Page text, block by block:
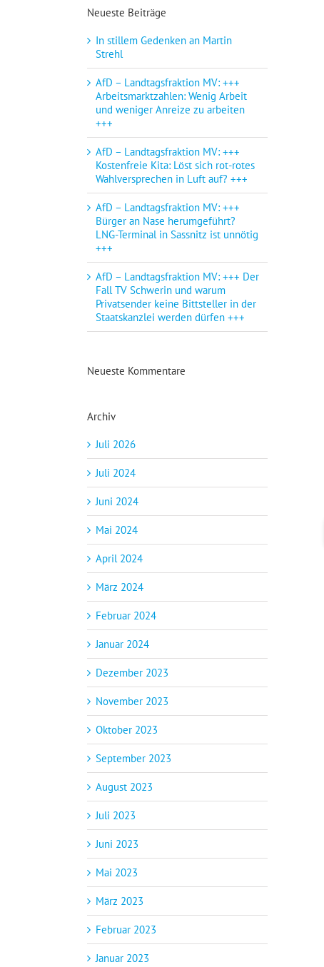
Neueste Beiträge
In stillem Gedenken an Martin
Strehl
AfD – Landtagsfraktion MV: +++
Arbeitsmarktzahlen: Wenig Arbeit
und weniger Anreize zu arbeiten
+++
AfD – Landtagsfraktion MV: +++
Kostenfreie Kita: Löst sich rot-rotes
Wahlversprechen in Luft auf? +++
AfD – Landtagsfraktion MV: +++
Bürger an Nase herumgeführt?
LNG-Terminal in Sassnitz ist unnötig
+++
AfD – Landtagsfraktion MV: +++ Der
Fall TV Schwerin und warum
Privatsender keine Bittsteller in der
Staatskanzlei werden dürfen +++
Neueste Kommentare
Archiv
Juli 2026
Juli 2024
Juni 2024
Mai 2024
April 2024
März 2024
Februar 2024
Januar 2024
Dezember 2023
November 2023
Oktober 2023
September 2023
August 2023
Juli 2023
Juni 2023
Mai 2023
März 2023
Februar 2023
Januar 2023